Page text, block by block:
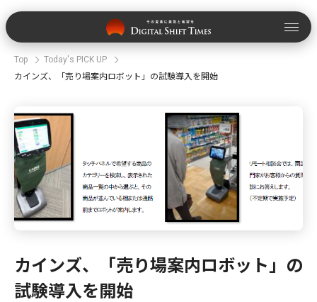
Top
Today's PICK UP
カインズ、「売り場案内ロボット」の試験導入を開始
カインズ、「売り場案内ロボット」の
試験導入を開始